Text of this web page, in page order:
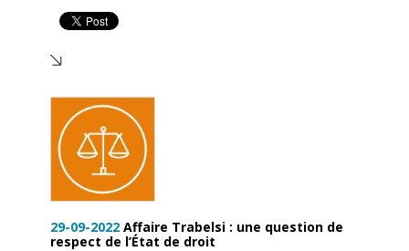
29-09-2022 Affaire Trabelsi : une question de
respect de l’État de droit